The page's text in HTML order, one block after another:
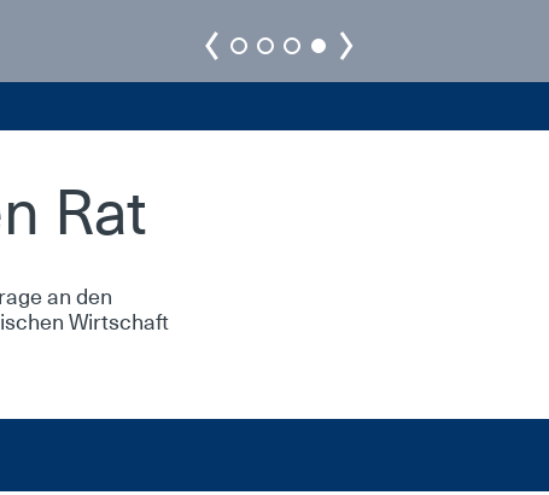
Rat
an den
Wirtschaft